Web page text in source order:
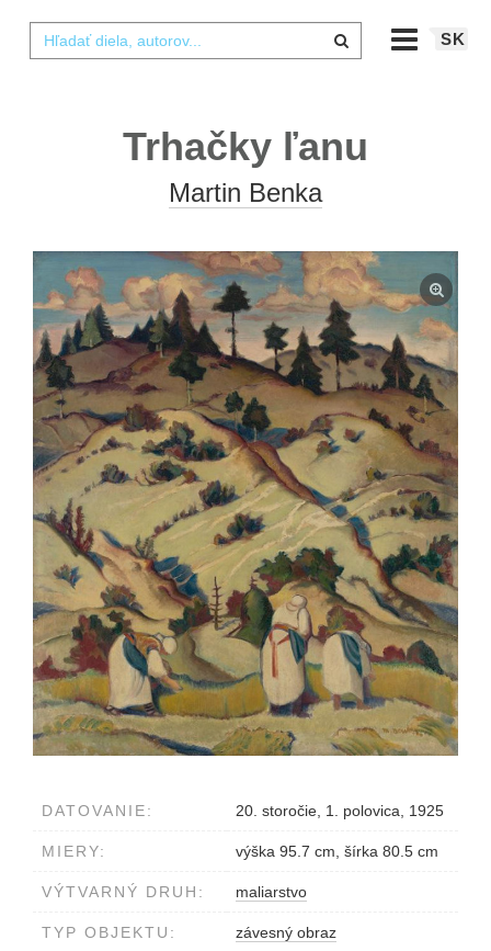
SK
Trhačky ľanu
Martin Benka
DATOVANIE: 20. storočie, 1. polovica, 1925
MIERY: výška 95.7 cm, šírka 80.5 cm
VÝTVARNÝ DRUH: maliarstvo
TYP OBJEKTU: závesný obraz